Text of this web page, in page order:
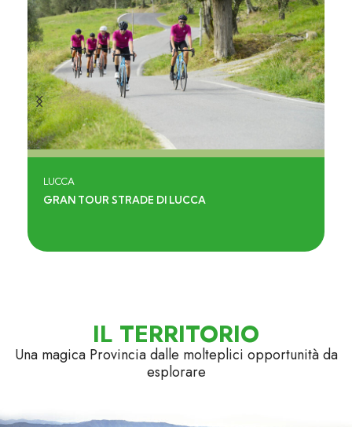
LUCCA
FRANCIGENA MASSA LUCCA
IL TERRITORIO
Una magica Provincia dalle molteplici opportunità da
esplorare